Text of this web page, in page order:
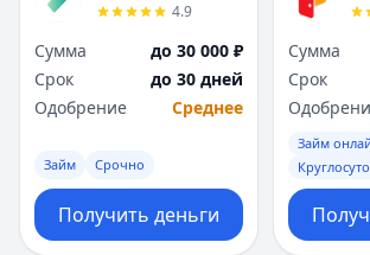
4.9
Сумма
до 30 000 ₽
Срок
до 30 дней
Одобрение
Среднее
Займ Срочно
Получить деньги
Сумма
Срок
Займ